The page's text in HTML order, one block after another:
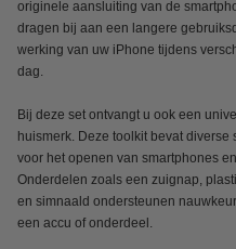
originele aansluiting van de
dragen bij aan een langere
werking van uw iPhone tijdens
dag.
Bij deze set ontvangt u ook een
huismerk. Deze toolkit bevat
voor het openen van smartphones
Onderdelen zoals een zuignap,
en simnaald ondersteunen
een accu of onderdeel.